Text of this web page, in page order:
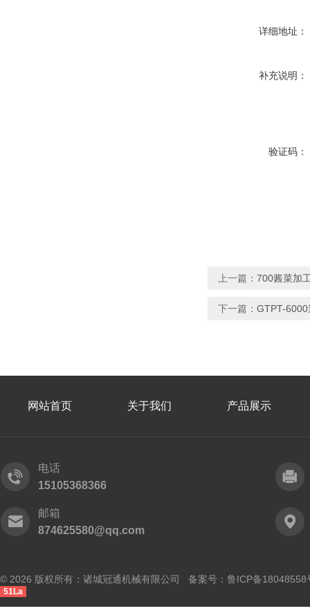
详细地址：
补充说明：
验证码：
上一篇： 700酱菜加
下一篇： GTPT-
网站首页 关于我们 产品展示
电话
15105368366
邮箱
874625580@qq.com
© 2026 版权所有：诸城冠通机械有限公司 备案号： 鲁ICP备18048558
51La